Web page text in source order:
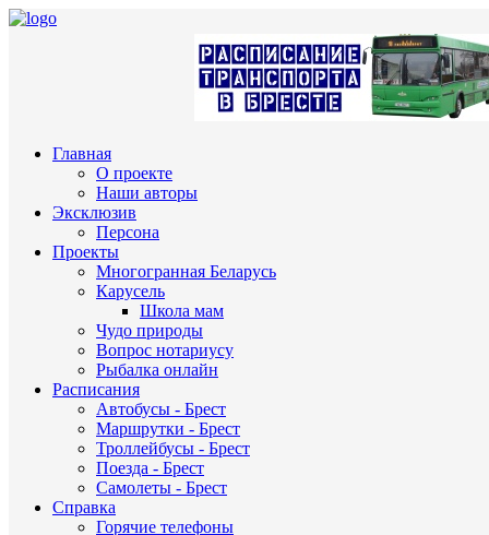
Главная
О проекте
Наши авторы
Эксклюзив
Персона
Проекты
Многогранная Беларусь
Карусель
Школа мам
Чудо природы
Вопрос нотариусу
Рыбалка онлайн
Расписания
Автобусы - Брест
Маршрутки - Брест
Троллейбусы - Брест
Поезда - Брест
Самолеты - Брест
Справка
Горячие телефоны